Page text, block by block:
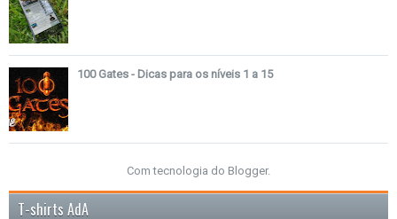
100 Gates - Dicas para os níveis 1 a 15
Com tecnologia do Blogger.
T-shirts AdA